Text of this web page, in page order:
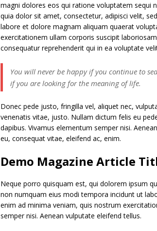
magni dolores eos qui ratione voluptatem sequi
quia dolor sit amet, consectetur, adipisci velit,
labore et dolore magnam aliquam quaerat
exercitationem ullam corporis suscipit
consequatur reprehenderit qui in ea voluptate
You will never be happy if you continue to
if you are looking for the meaning of life.
Donec pede justo, fringilla vel, aliquet nec,
venenatis vitae, justo. Nullam dictum felis eu
dapibus. Vivamus elementum semper nisi.
eu, consequat vitae, eleifend ac, enim.
Demo Magazine Article
Neque porro quisquam est, qui dolorem ipsum
non numquam eius modi tempora incidunt ut
enim ad minima veniam, quis nostrum
semper nisi. Aenean vulputate eleifend tellus.